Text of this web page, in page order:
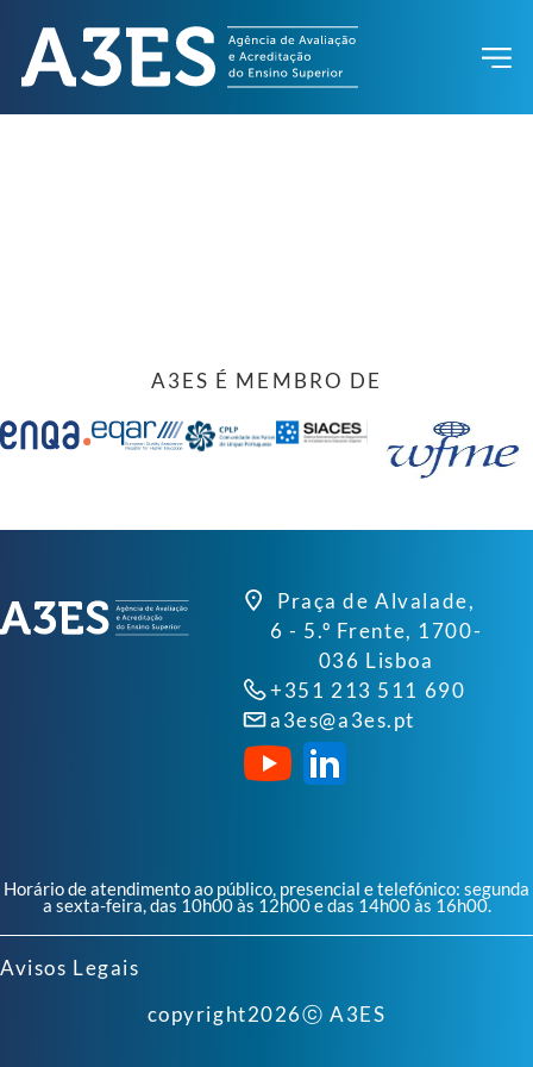
A3ES É MEMBRO DE
Praça de Alvalade,
6 - 5.º Frente, 1700-
036 Lisboa
+351 213 511 690
a3es@a3es.pt
Horário de atendimento ao público, presencial e telefónico: segunda
a sexta-feira, das 10h00 às 12h00 e das 14h00 às 16h00.
Avisos Legais
copyright2026ⓒ A3ES